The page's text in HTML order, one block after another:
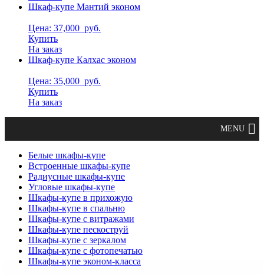
Шкаф-купе Мантий эконом
Цена: 37,000 руб.
Купить
На заказ
Шкаф-купе Калхас эконом
Цена: 35,000 руб.
Купить
На заказ
Белые шкафы-купе
Встроенные шкафы-купе
Радиусные шкафы-купе
Угловые шкафы-купе
Шкафы-купе в прихожую
Шкафы-купе в спальню
Шкафы-купе с витражами
Шкафы-купе пескоструй
Шкафы-купе с зеркалом
Шкафы-купе с фотопечатью
Шкафы-купе эконом-класса